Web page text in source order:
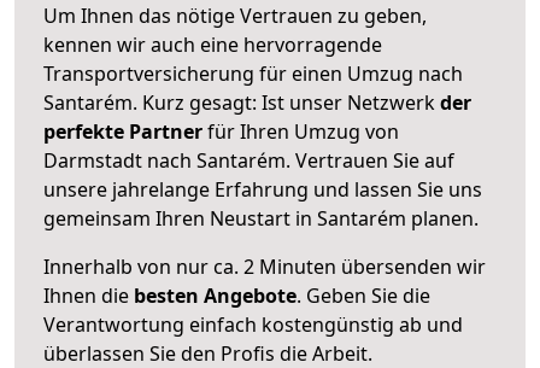
Um Ihnen das nötige Vertrauen zu geben,
kennen wir auch eine hervorragende
Transportversicherung für einen Umzug nach
Santarém. Kurz gesagt: Ist unser Netzwerkder
perfekte Partnerfür Ihren Umzug von
Darmstadt nach Santarém. Vertrauen Sie auf
unsere jahrelange Erfahrung und lassen Sie uns
gemeinsam Ihren Neustart in Santarém planen.
Innerhalb von nur ca. 2 Minuten übersenden wir
Ihnen die besten Angebote. Geben Sie die
Verantwortung einfach kostengünstig ab und
überlassen Sie den Profis die Arbeit.